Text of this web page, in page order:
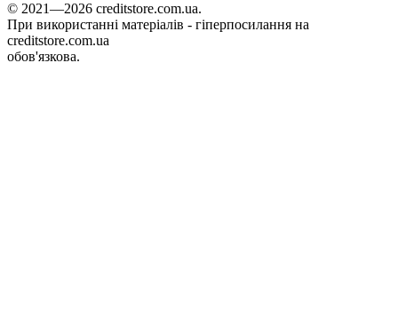
© 2021—2026 creditstore.com.ua.
При використанні матеріалів - гіперпосилання на
creditstore.com.ua
обов'язкова.